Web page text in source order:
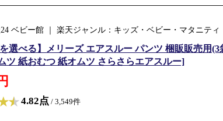
ベビー館 ｜ 楽天ジャンル：キッズ・ベビー・マタニティ
を選べる】メリーズ エアスルー パンツ 梱販販売用
ツ 紙おむつ 紙オムツ さらさらエアスルー]
4.82点 / 3,549件